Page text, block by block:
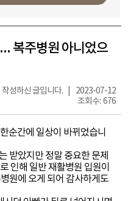
복주병원 아니었으
작성하신 글입니다. | 2023-07-12
조회수: 676
순간에 일상이 바뀌었습니
받았지만 정말 중요한 문제
인해 일반 재활병원 입원이
원에 오게 되어 감사하게도